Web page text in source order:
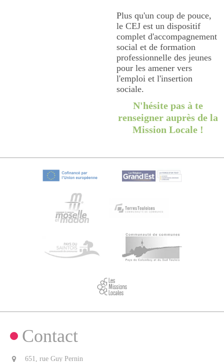
Plus qu'un coup de pouce,
le CEJ est un dispositif
complet d'accompagnement
social et de formation
professionnelle des jeunes
pour les amener vers
l'emploi et l'insertion
sociale.
N'hésite pas à te
renseigner auprès de la
Mission Locale !
Contact
651, rue Guy Pernin